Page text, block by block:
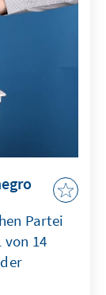
Partei
von 14